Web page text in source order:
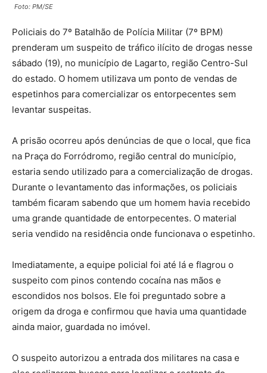
Foto: PM/SE
Policiais do 7º Batalhão de Polícia Militar (7º BPM)
prenderam um suspeito de tráfico ilícito de drogas nesse
sábado (19), no município de Lagarto, região Centro-Sul
do estado. O homem utilizava um ponto de vendas de
espetinhos para comercializar os entorpecentes sem
levantar suspeitas.
A prisão ocorreu após denúncias de que o local, que fica
na Praça do Forródromo, região central do município,
estaria sendo utilizado para a comercialização de drogas.
Durante o levantamento das informações, os policiais
também ficaram sabendo que um homem havia recebido
uma grande quantidade de entorpecentes. O material
seria vendido na residência onde funcionava o espetinho.
Imediatamente, a equipe policial foi até lá e flagrou o
suspeito com pinos contendo cocaína nas mãos e
escondidos nos bolsos. Ele foi preguntado sobre a
origem da droga e confirmou que havia uma quantidade
ainda maior, guardada no imóvel.
O suspeito autorizou a entrada dos militares na casa e